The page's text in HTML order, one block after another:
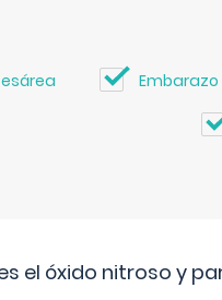
Embarazo
el óxido nitroso y